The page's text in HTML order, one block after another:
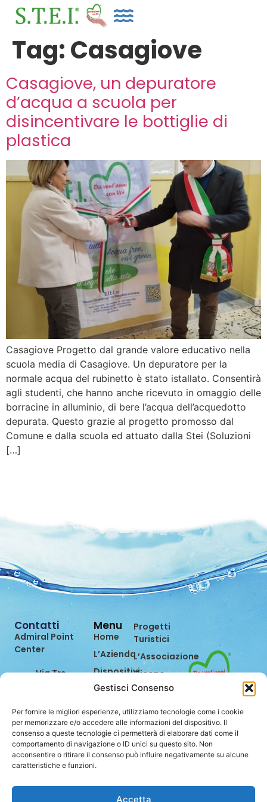
Gestisci Consenso
Per fornire le migliori esperienze, utilizziamo tecnologie come i cookie
per memorizzare e/o accedere alle informazioni del dispositivo. Il
consenso a queste tecnologie ci permetterà di elaborare dati come il
comportamento di navigazione o ID unici su questo sito. Non
acconsentire o ritirare il consenso può influire negativamente su alcune
caratteristiche e funzioni.
Accetta
Tag:Casagiove
Casagiove, un depuratore
d’acqua a scuola per
disincentivare le bottiglie di
plastica
Casagiove Progetto dal grande valore educativo nella
scuola media di Casagiove. Un depuratore per la
normale acqua del rubinetto è stato istallato. Consentirà
agli studenti, che hanno anche ricevuto in omaggio delle
borracine in alluminio, di bere l’acqua dell’acquedotto
depurata. Questo grazie al progetto promosso dal
Comune e dalla scuola ed attuato dalla Stei (Soluzioni
[…]
Menu
Home
L’Azienda
Dispositivi
Prevenzione
Bilancio di
Sostenibilità
Progetti
Turistici
L’Associazione
Dicono
di Noi
Contatti
Lavora
con Noi
Contatti
Admiral Point
Center
Via Tre
47891
Dogana
(RSM)
0549.962849